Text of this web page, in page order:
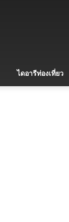
ไดอารีท่องเที่ยว